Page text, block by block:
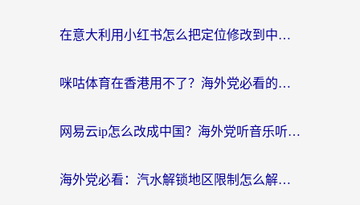
在意大利用小红书怎么把定位修改到中国国内？3个实用技巧+1个靠谱工具帮你搞定
咪咕体育在香港用不了？海外党必看的回国加速器选择指南（附3个真实场景解决方案）
网易云ip怎么改成中国？海外党听音乐听书的无痛解决方案
海外党必看：汽水解锁地区限制怎么解除？3招解决国内影音&生活服务难题